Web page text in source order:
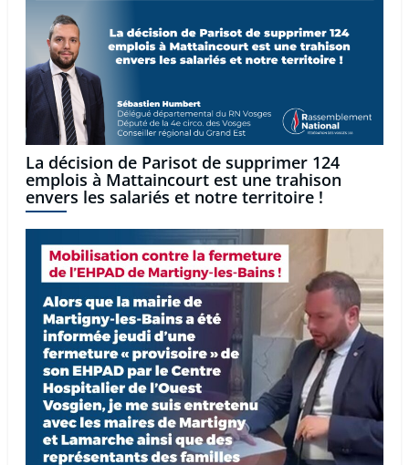
La décision de Parisot de supprimer 124
emplois à Mattaincourt est une trahison
envers les salariés et notre territoire !